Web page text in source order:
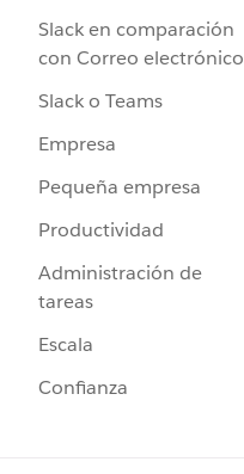
Slack en comparación
con Correo electrónico
Slack o Teams
Empresa
Pequeña empresa
Productividad
Administración de
tareas
Escala
Confianza